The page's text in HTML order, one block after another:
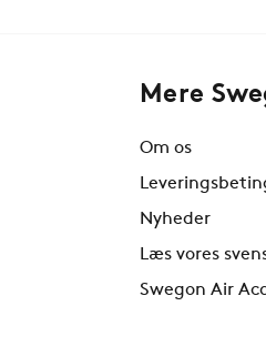
Mere
Om os
Nyheder
Læs vores
Swegon Air